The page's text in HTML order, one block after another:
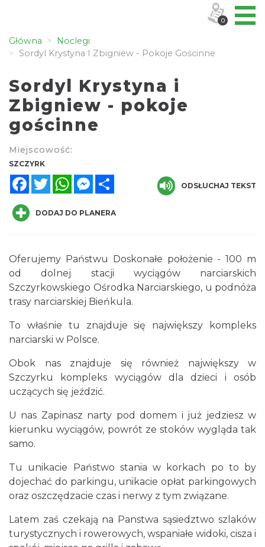
Główna
Noclegi
Sordyl Krystyna I Zbigniew - Pokoje Gościnne
Sordyl Krystyna i
Zbigniew - pokoje
gościnne
Miejscowość:
SZCZYRK
FacebookTwitterWhatsAppMessenger
ODSŁUCHAJ TEKST
DODAJ DO PLANERA
Oferujemy Państwu Doskonałe położenie - 100 m
od dolnej stacji wyciągów narciarskich
Szczyrkowskiego Ośrodka Narciarskiego, u podnóża
trasy narciarskiej Bieńkula.
To właśnie tu znajduje się największy kompleks
narciarski w Polsce.
Obok nas znajduje się również największy w
Szczyrku kompleks wyciągów dla dzieci i osób
uczących się jeździć.
U nas Zapinasz narty pod domem i już jedziesz w
kierunku wyciągów, powrót ze stoków wygląda tak
samo.
Tu unikacie Państwo stania w korkach po to by
dojechać do parkingu, unikacie opłat parkingowych
oraz oszczędzacie czas i nerwy z tym związane.
Latem zaś czekają na Panstwa sąsiedztwo szlaków
turystycznych i rowerowych, wspaniałe widoki, cisza i
0